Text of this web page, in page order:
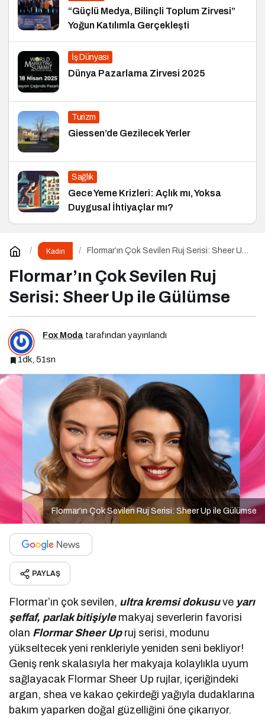
“Güçlü Medya, Bilinçli Toplum Zirvesi”
Yoğun Katılımla Gerçekleşti
İş Dünyası
Dünya Pazarlama Zirvesi 2025
Turizm
Giessen’de Gezilecek Yerler
Sağlık
Gece Yeme Krizleri: Açlık mı, Yoksa
Duygusal İhtiyaçlar mı?
Kadın
Flormar’ın Çok Sevilen Ruj Serisi: Sheer Up
Flormar’ın Çok Sevilen Ruj
Serisi: Sheer Up ile Gülümse
Fox Moda tarafından yayınlandı
1dk, 51sn
Flormar’ın Çok Sevilen Ruj Serisi: Sheer Up ile Gülümse
PAYLAŞ
Flormar’ın çok sevilen, ultra kremsi dokusuve yarı
şeffaf, parlak bitişiylemakyaj severlerin favorisi
olan Flormar Sheer Upruj serisi, modunu
yükseltecek yeni renkleriyle yeniden seni bekliyor!
Geniş renk skalasıyla her makyaja kolaylıkla uyum
sağlayacak Flormar Sheer Up rujlar, içeriğindeki
argan, shea ve kakao çekirdeği yağıyla dudaklarına
bakım yaparken doğal güzelliğini öne çıkarıyor.